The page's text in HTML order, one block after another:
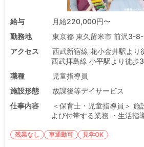
給与
月給220,000円〜
勤務地
東京都 東久留米市 前沢3-
アクセス
西武新宿線 花小金井駅より
西武拝島線 小平駅より徒歩
職種
児童指導員
施設形態
放課後等デイサービス
仕事内容
＜保育士・児童指導員＞
よび付帯する業務 ・生活指
残業なし 車通勤可 見学OK